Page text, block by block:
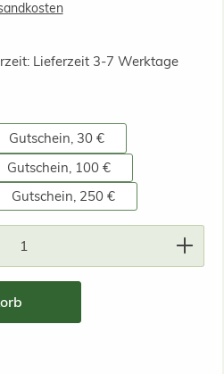
Lieferzeit 3-7 Werktage
Gutschein, 30 €
Gutschein, 100 €
Gutschein, 250 €
den gewünschten Wert ein